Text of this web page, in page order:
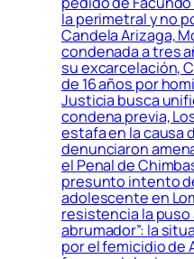
la perimetral y no
Candela Arizaga,
condenada a tres
su excarcelación,
de 16 años por
Justicia busca
condena previa,
estafa en la causa
denunciaron
el Penal de
presunto intento
adolescente en
resistencia la puso
abrumador”: la
por el femicidio de